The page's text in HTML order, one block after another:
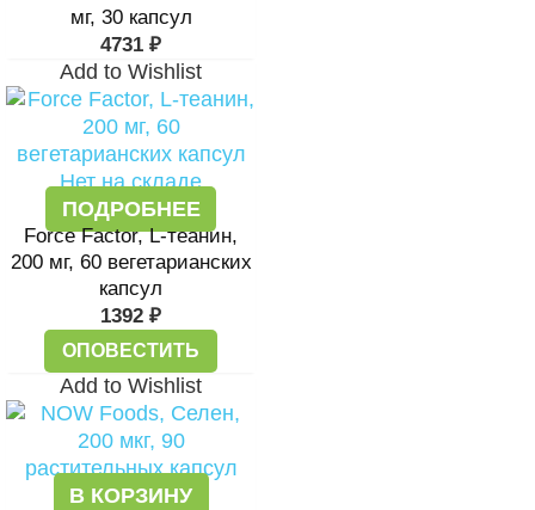
мг, 30 капсул
4731 ₽
Add to Wishlist
Нет на складе
ПОДРОБНЕЕ
Force Factor, L-теанин,
200 мг, 60 вегетарианских
капсул
1392 ₽
ОПОВЕСТИТЬ
Add to Wishlist
В КОРЗИНУ